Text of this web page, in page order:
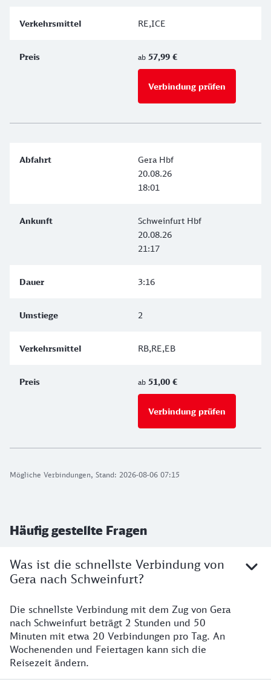
Mögliche Verbindungen, Stand: 2026-08-06 07:15
RE,ICE
ab 57,99 €
Verbindung prüfen
Gera Hbf
20.08.26
18:01
Schweinfurt Hbf
20.08.26
21:17
3:16
2
RB,RE,EB
ab 51,00 €
Verbindung prüfen
Häufig gestellte Fragen
Was ist die schnellste Verbindung von
Gera nach Schweinfurt?
Die schnellste Verbindung mit dem Zug von Gera
nach Schweinfurt beträgt 2 Stunden und 50
Minuten mit etwa 20 Verbindungen pro Tag. An
Wochenenden und Feiertagen kann sich die
Reisezeit ändern.